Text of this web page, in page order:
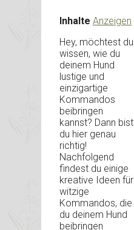
Inhalte Anzeigen
Hey, möchtest du
wissen, wie du
deinem Hund
lustige und
einzigartige
Kommandos
beibringen
kannst? Dann bist
du hier genau
richtig!
Nachfolgend
findest du einige
kreative Ideen für
witzige
Kommandos, die
du deinem Hund
beibringen